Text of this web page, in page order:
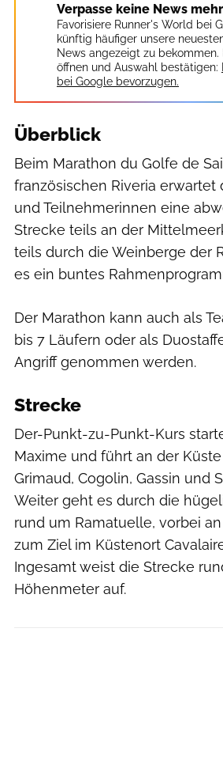
Verpasse keine News mehr
Favorisiere Runner's World bei
künftig häufiger unsere
News angezeigt zu bekommen.
öffnen und Auswahl bestätigen:
bei Google bevorzugen.
Überblick
Beim Marathon du Golfe de
französischen Riveria erwartet
und Teilnehmerinnen eine
Strecke teils an der
teils durch die Weinberge der
es ein buntes
Der Marathon kann auch als
bis 7 Läufern oder als
Angriff genommen werden.
Strecke
Der-Punkt-zu-Punkt-Kurs
Maxime und führt an der
Grimaud, Cogolin, Gassin und
Weiter geht es durch die
rund um Ramatuelle, vorbei
zum Ziel im Küstenort
Ingesamt weist die Strecke
Höhenmeter auf.